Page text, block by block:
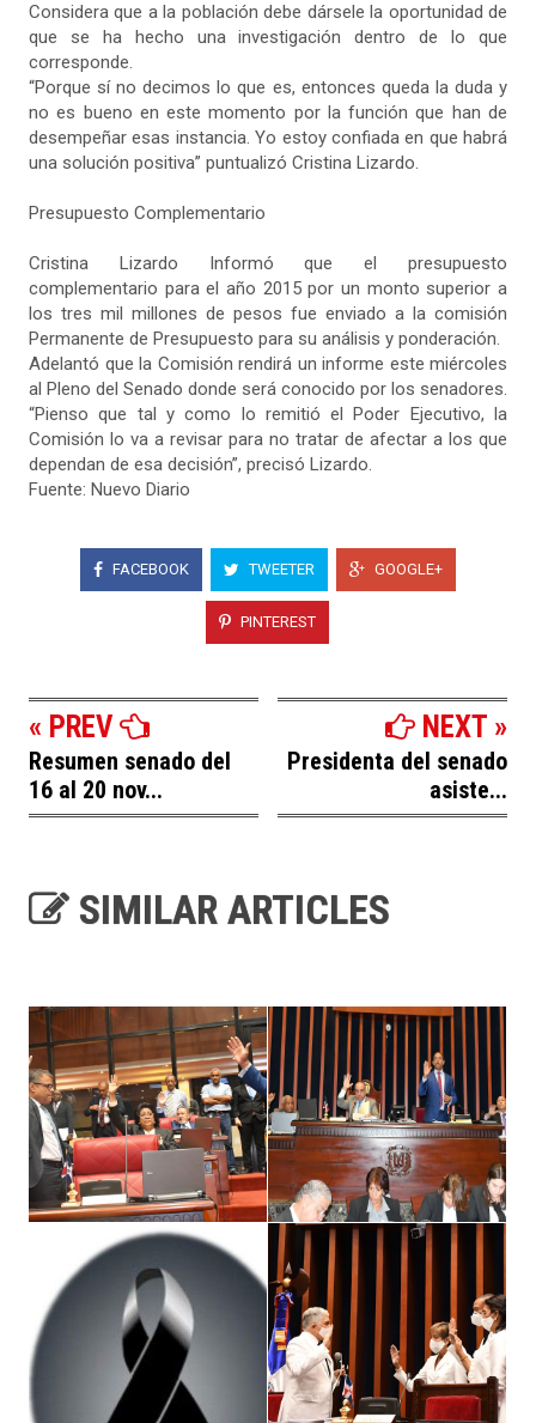
Considera que a la población debe dársele la oportunidad de
que se ha hecho una investigación dentro de lo que
corresponde.
“Porque sí no decimos lo que es, entonces queda la duda y
no es bueno en este momento por la función que han de
desempeñar esas instancia. Yo estoy confiada en que habrá
una solución positiva” puntualizó Cristina Lizardo.
Presupuesto Complementario
Cristina Lizardo Informó que el presupuesto
complementario para el año 2015 por un monto superior a
los tres mil millones de pesos fue enviado a la comisión
Permanente de Presupuesto para su análisis y ponderación.
Adelantó que la Comisión rendirá un informe este miércoles
al Pleno del Senado donde será conocido por los senadores.
“Pienso que tal y como lo remitió el Poder Ejecutivo, la
Comisión lo va a revisar para no tratar de afectar a los que
dependan de esa decisión”, precisó Lizardo.
Fuente: Nuevo Diario
FACEBOOK TWEETER GOOGLE+
PINTEREST
« PREV
Resumen senado del
16 al 20 nov...
NEXT »
Presidenta del senado
asiste...
SIMILAR ARTICLES